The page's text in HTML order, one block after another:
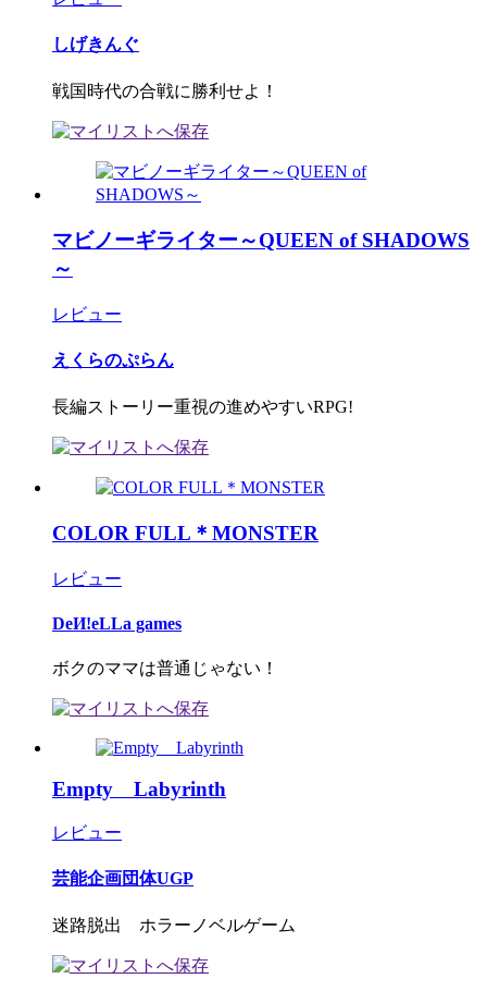
しげきんぐ
戦国時代の合戦に勝利せよ！
マビノーギライター～QUEEN of SHADOWS
～
レビュー
えくらのぷらん
長編ストーリー重視の進めやすいRPG!
COLOR FULL＊MONSTER
レビュー
DeИ!eLLa games
ボクのママは普通じゃない！
Empty Labyrinth
レビュー
芸能企画団体UGP
迷路脱出 ホラーノベルゲーム